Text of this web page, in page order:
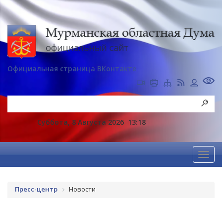
Официальная страница ВКонтакте
Суббота, 8 Августа 2026 13:18
Пресс-центр Новости